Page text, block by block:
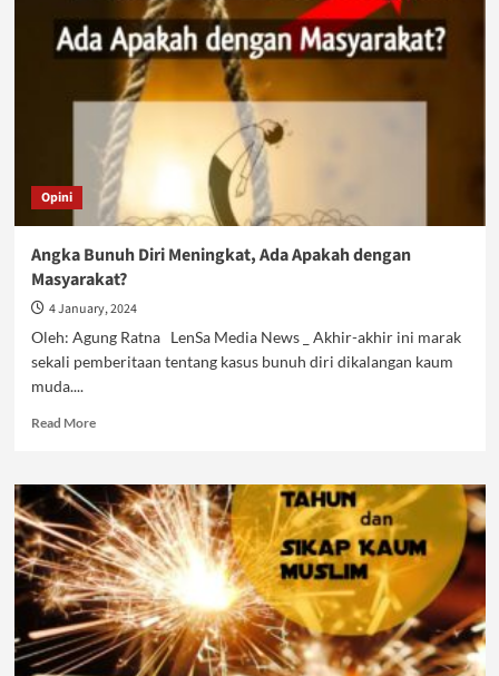
Opini
Angka Bunuh Diri Meningkat, Ada Apakah dengan
Masyarakat?
4 January, 2024
Oleh: Agung Ratna LenSa Media News _ Akhir-akhir ini marak
sekali pemberitaan tentang kasus bunuh diri dikalangan kaum
muda....
Read MoreRead
Angka
Bunuh
Diri
Meningkat,
Ada
Apakah
dengan
Masyarakat?